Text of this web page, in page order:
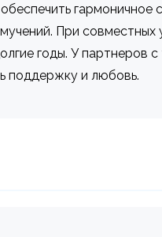
гармоничное
При совместных
годы. У партнеров
поддержку и любовь.